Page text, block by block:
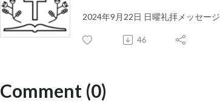
2024年9月22日 日曜礼拝メッセージ
46
Comment (0)